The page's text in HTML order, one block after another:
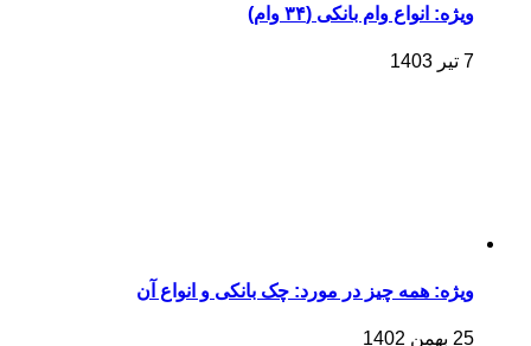
ویژه: انواع وام بانکی (۳۴ وام)
7 تیر 1403
ویژه: همه چیز در مورد: چک بانکی و انواع آن
25 بهمن 1402